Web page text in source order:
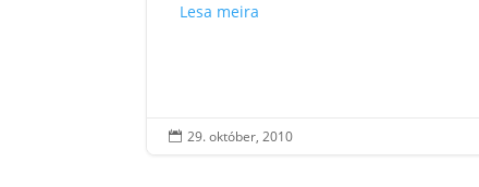
Lesa meira
 29. október, 2010